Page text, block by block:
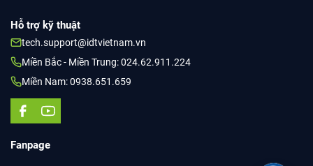
Hỗ trợ kỹ thuật
tech.support@idtvietnam.vn
Miền Bắc - Miền Trung: 024.62.911.224
Miền Nam: 0938.651.659
Fanpage